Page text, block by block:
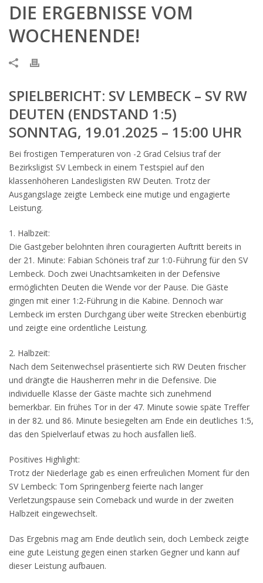
DIE ERGEBNISSE VOM
WOCHENENDE!
SPIELBERICHT: SV LEMBECK – SV RW
DEUTEN (ENDSTAND 1:5)
SONNTAG, 19.01.2025 – 15:00 UHR
Bei frostigen Temperaturen von -2 Grad Celsius traf der
Bezirksligist SV Lembeck in einem Testspiel auf den
klassenhöheren Landesligisten RW Deuten. Trotz der
Ausgangslage zeigte Lembeck eine mutige und engagierte
Leistung.
1. Halbzeit:
Die Gastgeber belohnten ihren couragierten Auftritt bereits in
der 21. Minute: Fabian Schöneis traf zur 1:0-Führung für den SV
Lembeck. Doch zwei Unachtsamkeiten in der Defensive
ermöglichten Deuten die Wende vor der Pause. Die Gäste
gingen mit einer 1:2-Führung in die Kabine. Dennoch war
Lembeck im ersten Durchgang über weite Strecken ebenbürtig
und zeigte eine ordentliche Leistung.
2. Halbzeit:
Nach dem Seitenwechsel präsentierte sich RW Deuten frischer
und drängte die Hausherren mehr in die Defensive. Die
individuelle Klasse der Gäste machte sich zunehmend
bemerkbar. Ein frühes Tor in der 47. Minute sowie späte Treffer
in der 82. und 86. Minute besiegelten am Ende ein deutliches 1:5,
das den Spielverlauf etwas zu hoch ausfallen ließ.
Positives Highlight:
Trotz der Niederlage gab es einen erfreulichen Moment für den
SV Lembeck: Tom Springenberg feierte nach langer
Verletzungspause sein Comeback und wurde in der zweiten
Halbzeit eingewechselt.
Das Ergebnis mag am Ende deutlich sein, doch Lembeck zeigte
eine gute Leistung gegen einen starken Gegner und kann auf
dieser Leistung aufbauen.